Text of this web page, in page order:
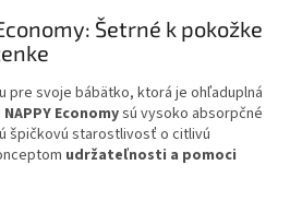
Šetrné k pokožke
pre svoje bábätko, ktorá je ohľaduplná
NAPPY Economysú vysoko absorpčné
špičkovú starostlivosť o citlivú
udržateľnosti a pomoci